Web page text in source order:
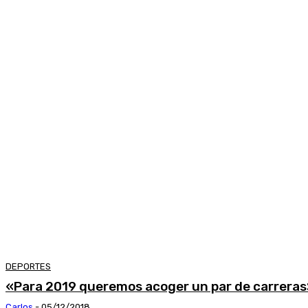
DEPORTES
«Para 2019 queremos acoger un par de